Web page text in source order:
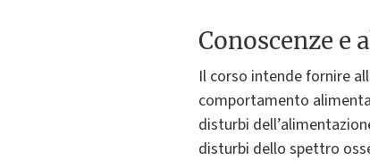
Conoscenze e
Il corso intende fornire
comportamento
disturbi
disturbi dello spettro